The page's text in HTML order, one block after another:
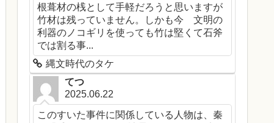
根葺材の桟として手軽だろうと思いますが
竹材は残っていません。しかも今 文明の
利器のノコギリを使っても竹は堅くて石斧
では割る事...
縄文時代のタケ
てつ
2025.06.22
このすいた事件に関係している人物は、秦